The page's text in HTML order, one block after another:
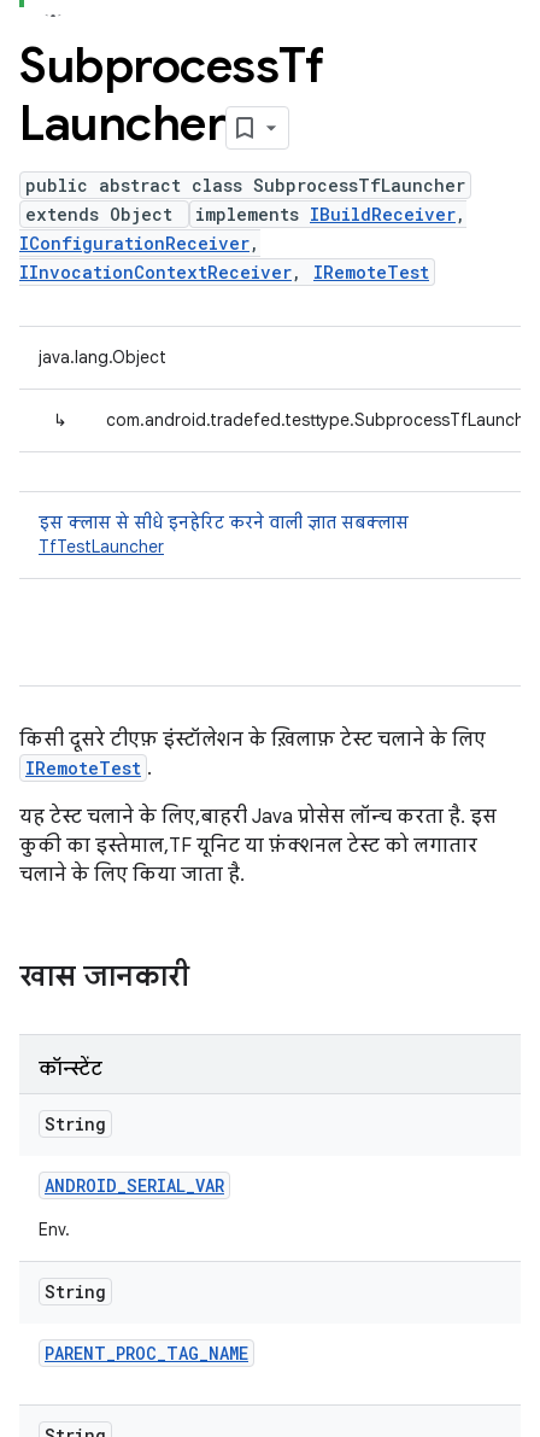
SubprocessTf
Launcher
public abstract class SubprocessTfLauncher
extends Object
implements IBuildReceiver,
IConfigurationReceiver,
IInvocationContextReceiver, IRemoteTest
java.lang.Object
↳ com.android.tradefed.testtype.SubprocessTfLauncher
इस क्लास से सीधे इनहेरिट करने वाली ज्ञात सबक्लास
TfTestLauncher
किसी दूसरे टीएफ़ इंस्टॉलेशन के ख़िलाफ़ टेस्ट चलाने के लिए
IRemoteTest .
यह टेस्ट चलाने के लिए, बाहरी Java प्रोसेस लॉन्च करता है. इस
कुकी का इस्तेमाल, TF यूनिट या फ़ंक्शनल टेस्ट को लगातार
चलाने के लिए किया जाता है.
खास जानकारी
कॉन्स्टेंट
String
ANDROID_SERIAL_VAR
Env.
String
PARENT_PROC_TAG_NAME